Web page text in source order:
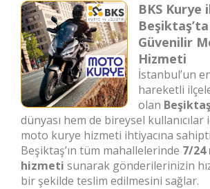
BKS Kurye
Beşiktaş’ta
Güvenilir
Hizmeti
İstanbul’un
hareketli
olan
dünyası hem de bireysel
moto kurye hizmeti ihtiyacına
Beşiktaş’ın tüm mahallelerinde 7/
hizmeti sunarak gönderilerinizin
bir şekilde teslim edilmesini sağlar.